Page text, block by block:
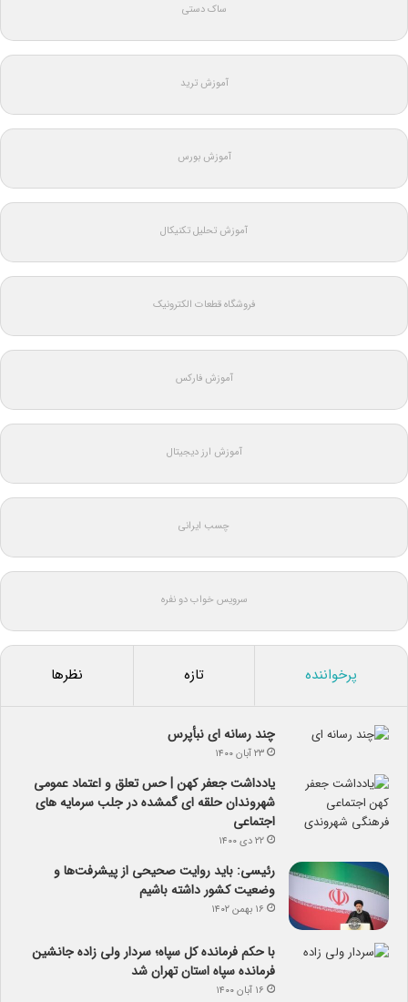
ساک دستی
آموزش ترید
آموزش بورس
آموزش تحلیل تکنیکال
فروشگاه قطعات الکترونیک
آموزش فارکس
آموزش ارز دیجیتال
چسب ایرانی
سرویس خواب دو نفره
پرخواننده تازه نظرها
چند رسانه ای نبأپرس
۲۳ آبان ۱۴۰۰
یادداشت جعفر کهن | حس تعلق و اعتماد عمومی
شهروندان حلقه ای گمشده در جلب سرمایه های
اجتماعی
۲۲ دی ۱۴۰۰
رئیسی: باید روایت صحیحی از پیشرفت‌ها و
وضعیت کشور داشته باشیم
۱۶ بهمن ۱۴۰۲
با حکم فرمانده کل سپاه؛ سردار ولی زاده جانشین
فرمانده سپاه استان تهران شد
۱۶ آبان ۱۴۰۰